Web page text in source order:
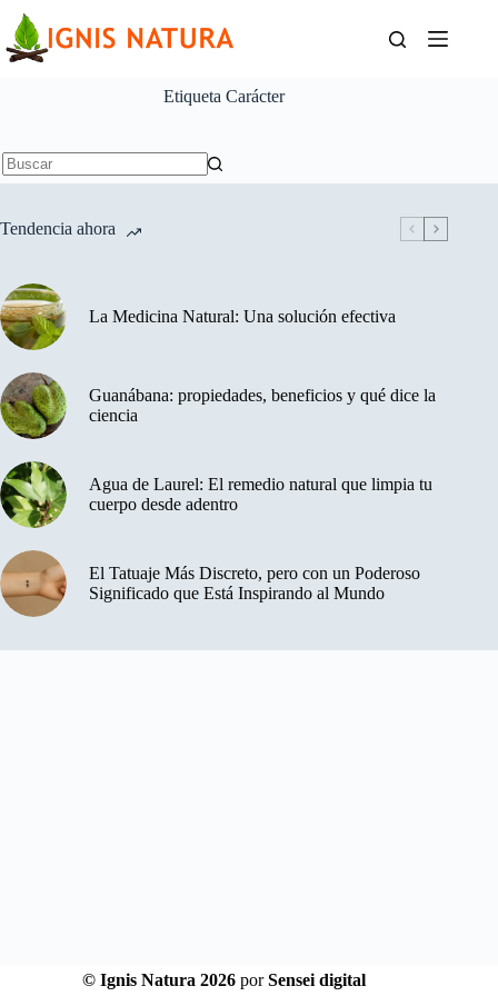
contenido
Etiqueta Carácter
Sin
Tendencia ahora
La Medicina Natural: Una solución efectiva
Guanábana: propiedades, beneficios y qué dice la
ciencia
Agua de Laurel: El remedio natural que limpia tu
cuerpo desde adentro
El Tatuaje Más Discreto, pero con un Poderoso
Significado que Está Inspirando al Mundo
© Ignis Natura 2026 porSensei digital